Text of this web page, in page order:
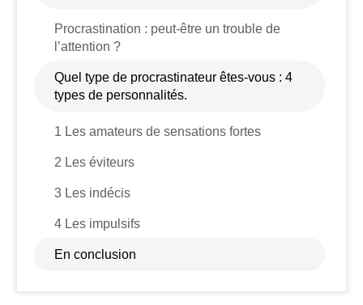
Procrastination : peut-être un trouble de
l’attention ?
Quel type de procrastinateur êtes-vous : 4
types de personnalités.
1 Les amateurs de sensations fortes
2 Les éviteurs
3 Les indécis
4 Les impulsifs
En conclusion